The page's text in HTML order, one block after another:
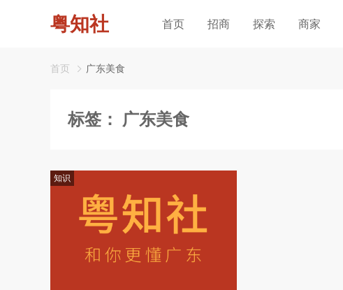
粤知社 首页 招商 探索 商家
首页 广东美食
标签： 广东美食
知识